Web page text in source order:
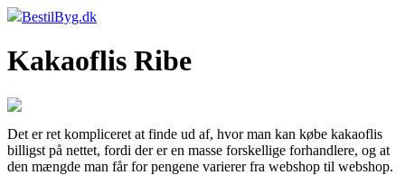
BestilByg.dk
Kakaoflis Ribe
Det er ret kompliceret at finde ud af, hvor man kan købe kakaoflis
billigst på nettet, fordi der er en masse forskellige forhandlere, og at
den mængde man får for pengene varierer fra webshop til webshop.